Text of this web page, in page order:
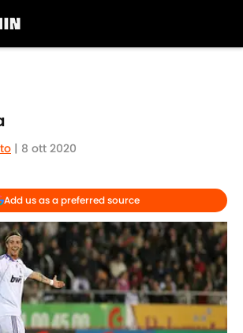
| 8 ott 2020
Add us as a preferred source